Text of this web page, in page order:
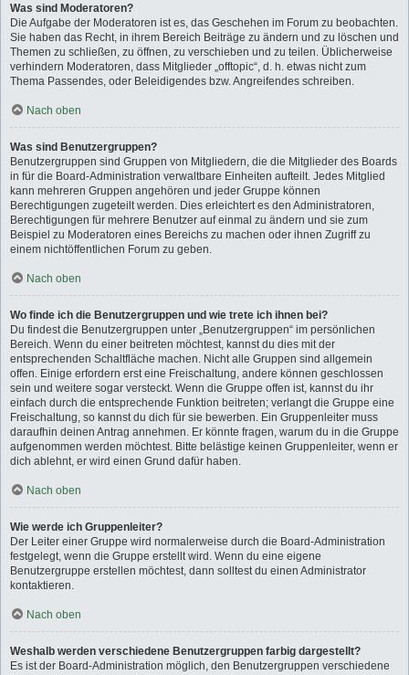
Was sind Moderatoren?
Die Aufgabe der Moderatoren ist es, das Geschehen im Forum zu beobachten.
Sie haben das Recht, in ihrem Bereich Beiträge zu ändern und zu löschen und
Themen zu schließen, zu öffnen, zu verschieben und zu teilen. Üblicherweise
verhindern Moderatoren, dass Mitglieder „offtopic“, d. h. etwas nicht zum
Thema Passendes, oder Beleidigendes bzw. Angreifendes schreiben.
Nach oben
Was sind Benutzergruppen?
Benutzergruppen sind Gruppen von Mitgliedern, die die Mitglieder des Boards
in für die Board-Administration verwaltbare Einheiten aufteilt. Jedes Mitglied
kann mehreren Gruppen angehören und jeder Gruppe können
Berechtigungen zugeteilt werden. Dies erleichtert es den Administratoren,
Berechtigungen für mehrere Benutzer auf einmal zu ändern und sie zum
Beispiel zu Moderatoren eines Bereichs zu machen oder ihnen Zugriff zu
einem nichtöffentlichen Forum zu geben.
Nach oben
Wo finde ich die Benutzergruppen und wie trete ich ihnen bei?
Du findest die Benutzergruppen unter „Benutzergruppen“ im persönlichen
Bereich. Wenn du einer beitreten möchtest, kannst du dies mit der
entsprechenden Schaltfläche machen. Nicht alle Gruppen sind allgemein
offen. Einige erfordern erst eine Freischaltung, andere können geschlossen
sein und weitere sogar versteckt. Wenn die Gruppe offen ist, kannst du ihr
einfach durch die entsprechende Funktion beitreten; verlangt die Gruppe eine
Freischaltung, so kannst du dich für sie bewerben. Ein Gruppenleiter muss
daraufhin deinen Antrag annehmen. Er könnte fragen, warum du in die Gruppe
aufgenommen werden möchtest. Bitte belästige keinen Gruppenleiter, wenn er
dich ablehnt, er wird einen Grund dafür haben.
Nach oben
Wie werde ich Gruppenleiter?
Der Leiter einer Gruppe wird normalerweise durch die Board-Administration
festgelegt, wenn die Gruppe erstellt wird. Wenn du eine eigene
Benutzergruppe erstellen möchtest, dann solltest du einen Administrator
kontaktieren.
Nach oben
Weshalb werden verschiedene Benutzergruppen farbig dargestellt?
Es ist der Board-Administration möglich, den Benutzergruppen verschiedene